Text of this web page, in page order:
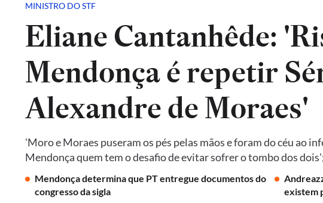
MINISTRO DO STF
Eliane Cantanhêde:
Mendonça é repetir
Alexandre de Moraes'
'Moro e Moraes puseram os pés pelas mãos e foram do céu ao
Mendonça quem tem o desafio de evitar sofrer o tombo dos
Mendonça determina que PT entregue documentos do
congresso da sigla
existem